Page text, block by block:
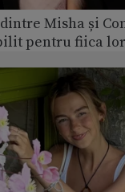
Misha și
pentru fiica lor